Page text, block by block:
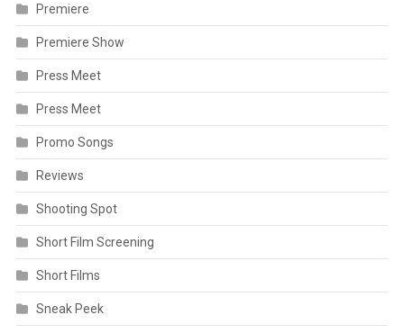
Premiere
Premiere Show
Press Meet
Press Meet
Promo Songs
Reviews
Shooting Spot
Short Film Screening
Short Films
Sneak Peek